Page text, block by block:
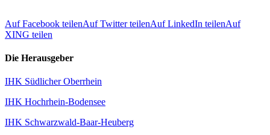
Auf Facebook teilenAuf Twitter teilenAuf LinkedIn teilenAuf
XING teilen
Die Herausgeber
IHK Südlicher Oberrhein
IHK Hochrhein-Bodensee
IHK Schwarzwald-Baar-Heuberg